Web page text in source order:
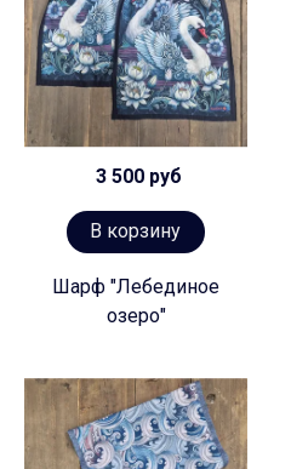
3 500 руб
В корзину
Шарф "Лебединое
озеро"